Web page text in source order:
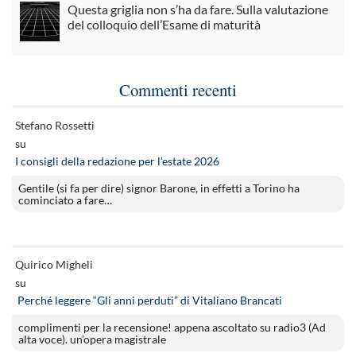
Questa griglia non s’ha da fare. Sulla valutazione
del colloquio dell’Esame di maturità
Commenti recenti
Stefano Rossetti
su
I consigli della redazione per l’estate 2026
Gentile (si fa per dire) signor Barone, in effetti a Torino ha
cominciato a fare…
Quirico Migheli
su
Perché leggere “Gli anni perduti” di Vitaliano Brancati
complimenti per la recensione! appena ascoltato su radio3 (Ad
alta voce). un’opera magistrale